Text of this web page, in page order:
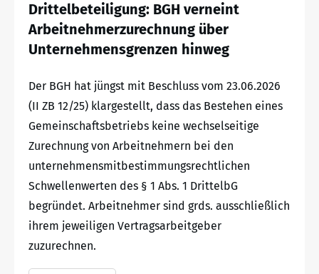
Drittelbeteiligung: BGH verneint
Arbeitnehmerzurechnung über
Unternehmensgrenzen hinweg
Der BGH hat jüngst mit Beschluss vom 23.06.2026
(II ZB 12/25) klargestellt, dass das Bestehen eines
Gemeinschaftsbetriebs keine wechselseitige
Zurechnung von Arbeitnehmern bei den
unternehmensmitbestimmungsrechtlichen
Schwellenwerten des § 1 Abs. 1 DrittelbG
begründet. Arbeitnehmer sind grds. ausschließlich
ihrem jeweiligen Vertragsarbeitgeber
zuzurechnen.